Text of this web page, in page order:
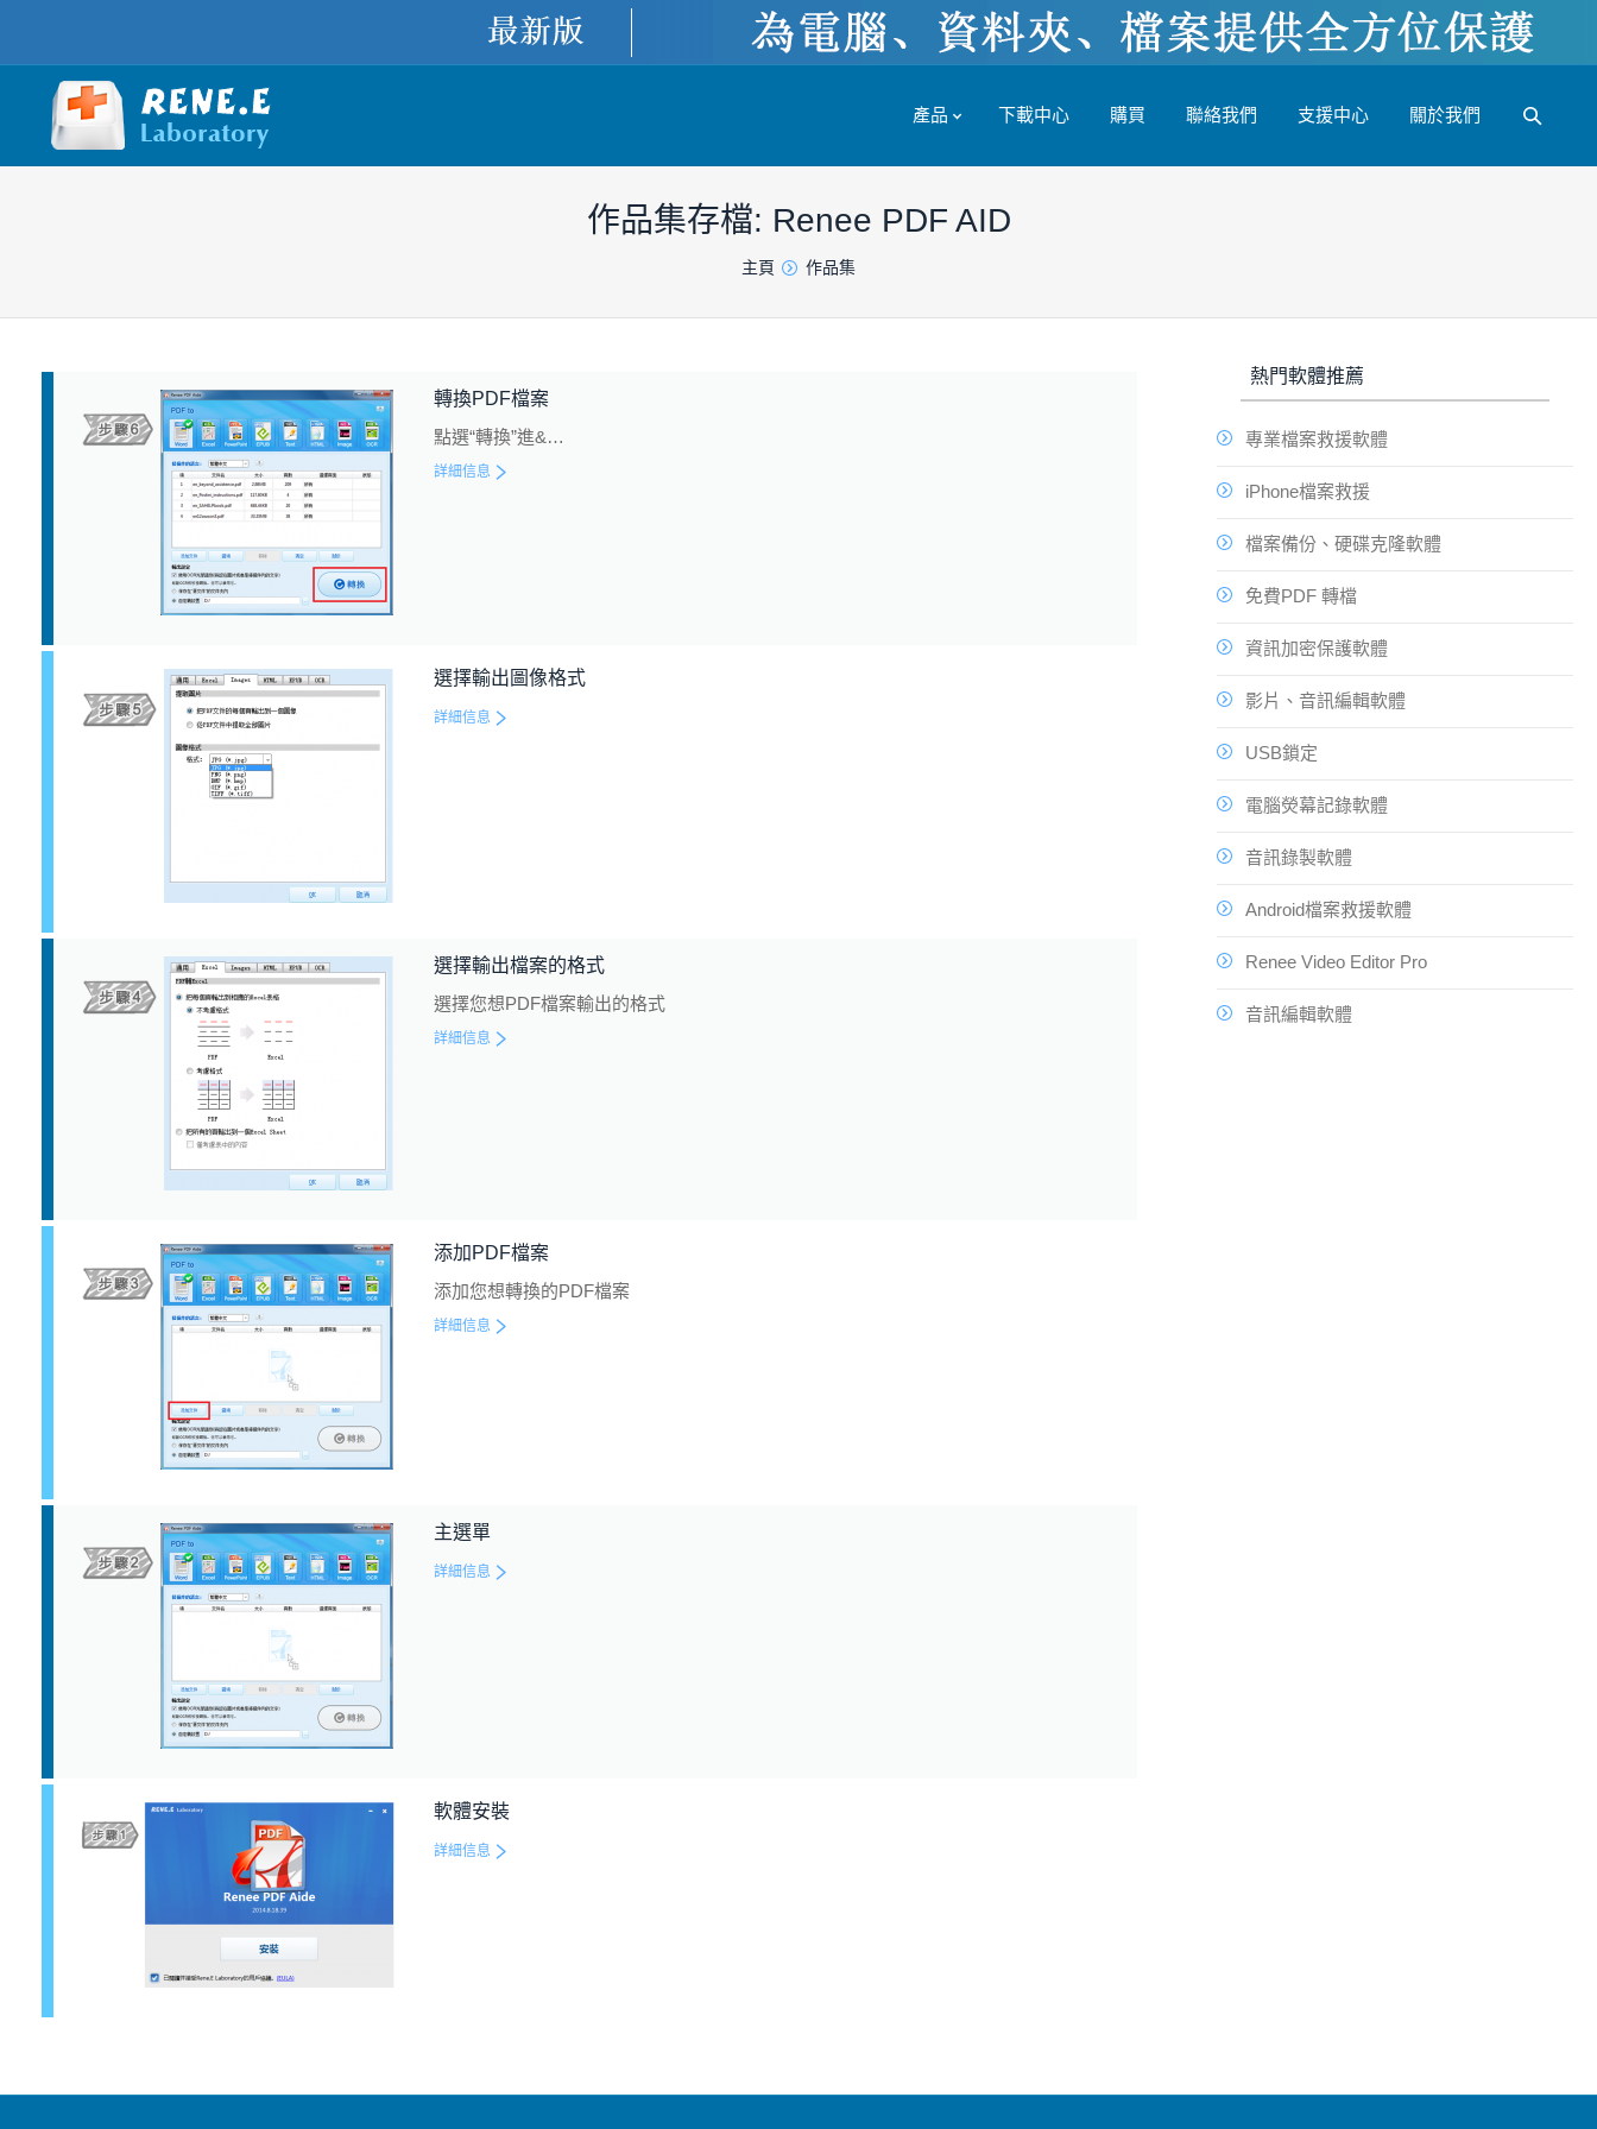
產品 下載中心 購買 聯絡我們 支援中心 關於我們
作品集存檔: Renee PDF AID
主頁 作品集
轉換PDF檔案
點選“轉換”進&…
詳細信息
選擇輸出圖像格式
詳細信息
選擇輸出檔案的格式
選擇您想PDF檔案輸出的格式
詳細信息
添加PDF檔案
添加您想轉換的PDF檔案
詳細信息
主選單
詳細信息
軟體安裝
詳細信息
熱門軟體推薦
專業檔案救援軟體
iPhone檔案救援
檔案備份、硬碟克隆軟體
免費PDF 轉檔
資訊加密保護軟體
影片、音訊編輯軟體
USB鎖定
電腦熒幕記錄軟體
音訊錄製軟體
Android檔案救援軟體
Renee Video Editor Pro
音訊編輯軟體